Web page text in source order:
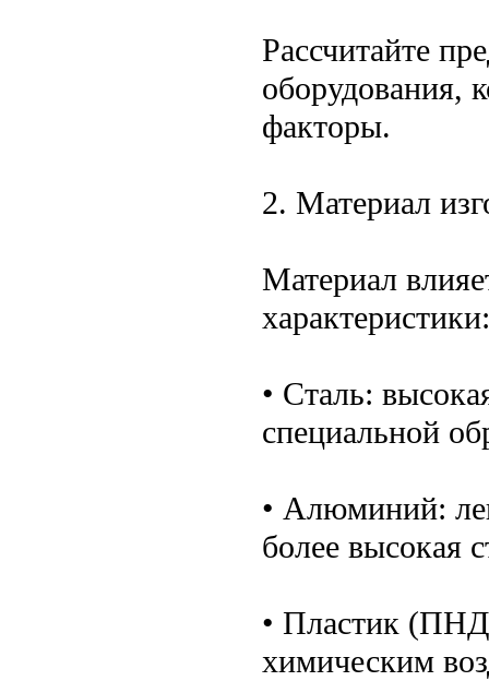
Рассчитайте
оборудования,
факторы.
2. Материал
Материал
характеристики:
• Сталь:
специальной
• Алюминий:
более высокая
• Пластик
химическим